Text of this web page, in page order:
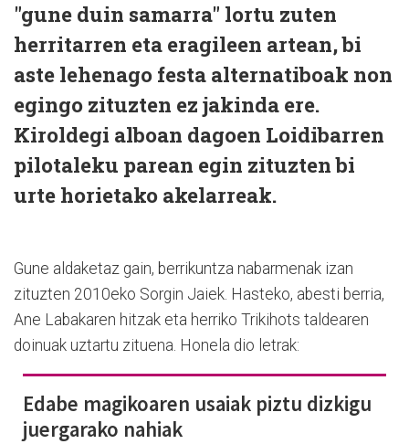
"gune duin samarra" lortu zuten
herritarren eta eragileen artean, bi
aste lehenago festa alternatiboak non
egingo zituzten ez jakinda ere.
Kiroldegi alboan dagoen Loidibarren
pilotaleku parean egin zituzten bi
urte horietako akelarreak.
Gune aldaketaz gain, berrikuntza nabarmenak izan
zituzten 2010eko Sorgin Jaiek. Hasteko, abesti berria,
Ane Labakaren hitzak eta herriko Trikihots taldearen
doinuak uztartu zituena. Honela dio letrak:
Edabe magikoaren usaiak piztu dizkigu
juergarako nahiak